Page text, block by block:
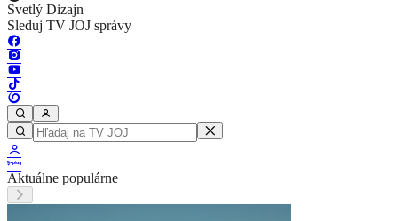
Svetlý Dizajn
Sleduj TV JOJ správy
Aktuálne populárne